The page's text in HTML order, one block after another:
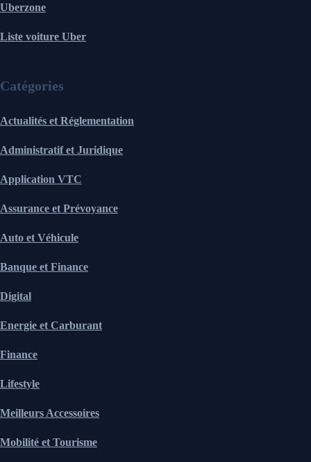
Uberzone
Liste voiture Uber
Catégories
Actualités et Réglementation
Administratif et Juridique
Application VTC
Assurance et Prévoyance
Auto et Véhicule
Banque et Finance
Digital
Energie et Carburant
Finance
Lifestyle
Meilleurs Accessoires
Mobilité et Tourisme